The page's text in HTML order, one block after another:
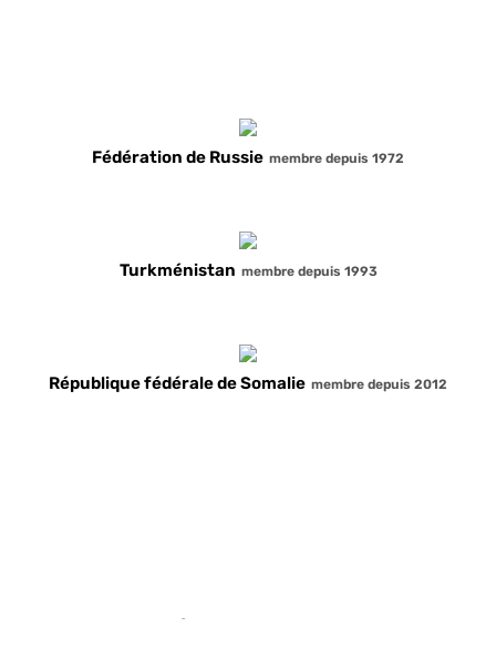
Fédération de Russie membre depuis 1972
Turkménistan membre depuis 1993
République fédérale de Somalie membre depuis 2012